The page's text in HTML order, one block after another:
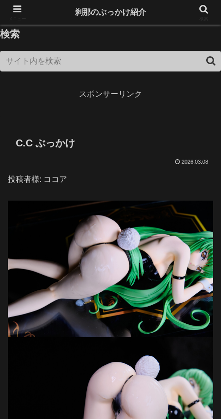
18歳未満は閲覧できません！
検索
スポンサーリンク
C.C ぶっかけ
2026.03.08
投稿者様: ココア
刹那のぶっかけ紹介